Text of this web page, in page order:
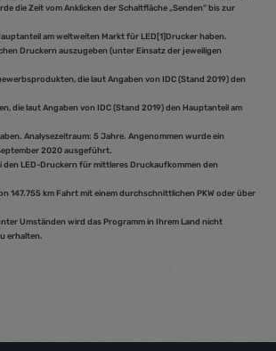
die Zeit vom Anklicken der Schaltfläche „Senden“ bis zur
am weltweiten Markt für LED[1]Drucker haben.
Druckern auszugeben (unter Einsatz der jeweiligen
die laut Angaben von IDC (Stand 2019) den
die laut Angaben von IDC (Stand 2019) den Hauptanteil am
Analysezeitraum: 5 Jahre. Angenommen wurde ein
2020 ausgeführt.
den LED-Druckern für mittleres Druckaufkommen den
147.755 km Fahrt mit einem durchschnittlichen PKW oder über
Umständen wird das Programm in Ihrem Land nicht
erhalten.